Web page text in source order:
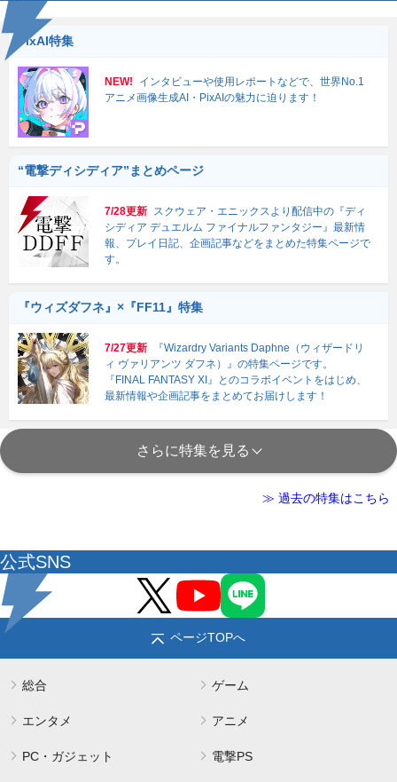
PixAI特集
NEW!
インタビューや使用レポートなどで、世界No.1
アニメ画像生成AI・PixAIの魅力に迫ります！
“電撃ディシディア”まとめページ
7/28更新 スクウェア・エニックスより配信中の『ディ
シディア デュエルム ファイナルファンタジー』最新情
報、プレイ日記、企画記事などをまとめた特集ページで
す。
『ウィズダフネ』×『FF11』特集
7/27更新
『Wizardry Variants Daphne（ウィザードリ
ィ ヴァリアンツ ダフネ）』の特集ページです。
『FINAL FANTASY XI』とのコラボイベントをはじめ、
最新情報や企画記事をまとめてお届けします！
さらに特集を見る
≫ 過去の特集はこちら
公式SNS
ページTOPへ
総合 ゲーム
エンタメ アニメ
PC・ガジェット 電撃PS